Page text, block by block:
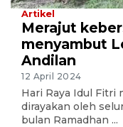
Artikel
Merajut
menyambut
Andilan
12 April 2024
Hari Raya Idul Fitri
dirayakan oleh
bulan Ramadhan ...